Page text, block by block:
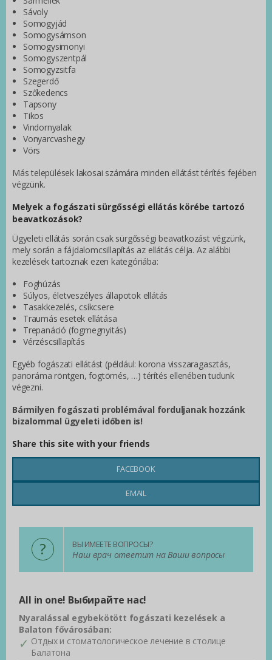
Sávoly
Somogyjád
Somogysámson
Somogysimonyi
Somogyszentpál
Somogyzsitfa
Szegerdő
Szőkedencs
Tapsony
Tikos
Vindornyalak
Vonyarcvashegy
Vörs
Más települések lakosai számára minden ellátást térítés fejében
végzünk.
Melyek a fogászati sürgősségi ellátás körébe tartozó
beavatkozások?
Ügyeleti ellátás során csak sürgősségi beavatkozást végzünk,
mely során a fájdalomcsillapítás az ellátás célja. Az alábbi
kezelések tartoznak ezen kategóriába:
Foghúzás
Súlyos, életveszélyes állapotok ellátás
Tasakkezelés, csíkcsere
Traumás esetek ellátása
Trepanáció (fogmegnyitás)
Vérzéscsillapítás
Egyéb fogászati ellátást (például: korona visszaragasztás,
panoráma röntgen, fogtömés, …) térítés ellenében tudunk
végezni.
Bármilyen fogászati problémával forduljanak hozzánk
bizalommal ügyeleti időben is!
Share this site with your friends
FACEBOOK
EMAIL
? ВЫ ИМЕЕТЕ ВОПРОСЫ?
Наш врач ответит на Ваши вопросы
All in one! Выбирайте нас!
Nyaralással egybekötött fogászati kezelések a
Balaton fővárosában:
Отдых и стоматологическое лечение в столице
Балатона